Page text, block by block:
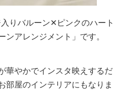
りバルーン✕ピンクのハート
ンアレンジメント」です。
華やかでインスタ映えするだ
部屋のインテリアにもなりま